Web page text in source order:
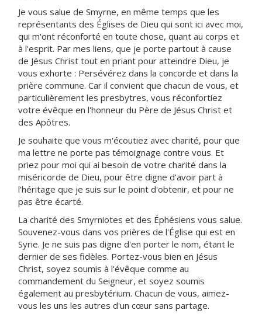
Je vous salue de Smyrne, en même temps que les
représentants des Églises de Dieu qui sont ici avec moi,
qui m'ont réconforté en toute chose, quant au corps et
à l'esprit. Par mes liens, que je porte partout à cause
de Jésus Christ tout en priant pour atteindre Dieu, je
vous exhorte : Persévérez dans la concorde et dans la
prière commune. Car il convient que chacun de vous, et
particulièrement les presbytres, vous réconfortiez
votre évêque en l'honneur du Père de Jésus Christ et
des Apôtres.
Je souhaite que vous m'écoutiez avec charité, pour que
ma lettre ne porte pas témoignage contre vous. Et
priez pour moi qui ai besoin de votre charité dans la
miséricorde de Dieu, pour être digne d'avoir part à
l'héritage que je suis sur le point d'obtenir, et pour ne
pas être écarté.
La charité des Smyrniotes et des Éphésiens vous salue.
Souvenez-vous dans vos prières de l'Église qui est en
Syrie. Je ne suis pas digne d'en porter le nom, étant le
dernier de ses fidèles. Portez-vous bien en Jésus
Christ, soyez soumis à l'évêque comme au
commandement du Seigneur, et soyez soumis
également au presbytérium. Chacun de vous, aimez-
vous les uns les autres d'un cœur sans partage.